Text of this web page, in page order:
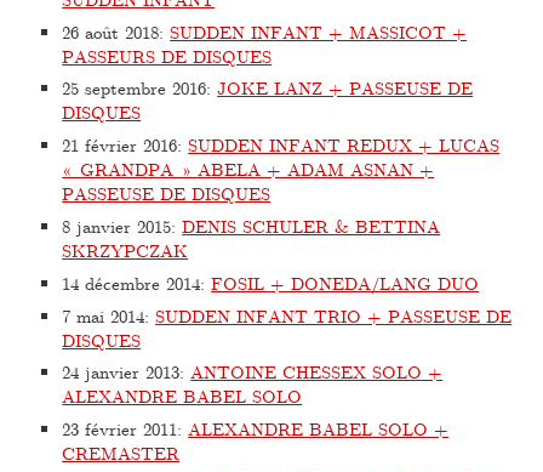
26 août 2018:SUDDEN INFANT + MASSICOT +
PASSEURS DE DISQUES
25 septembre 2016:JOKE LANZ + PASSEUSE DE
DISQUES
21 février 2016:SUDDEN INFANT REDUX + LUCAS
« GRANDPA » ABELA + ADAM ASNAN +
PASSEUSE DE DISQUES
8 janvier 2015:DENIS SCHULER & BETTINA
SKRZYPCZAK
14 décembre 2014:FOSIL + DONEDA/LANG DUO
7 mai 2014:SUDDEN INFANT TRIO + PASSEUSE DE
DISQUES
24 janvier 2013:ANTOINE CHESSEX SOLO +
ALEXANDRE BABEL SOLO
23 février 2011:ALEXANDRE BABEL SOLO +
CREMASTER